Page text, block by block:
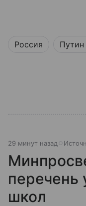
Россия
29 минут назад
перечень
школ